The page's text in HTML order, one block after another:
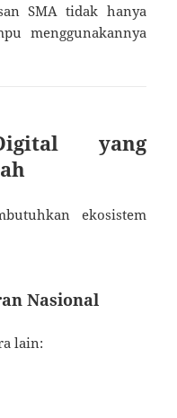
SMA tidak hanya
menggunakannya
yang
ekosistem
Nasional
lain: